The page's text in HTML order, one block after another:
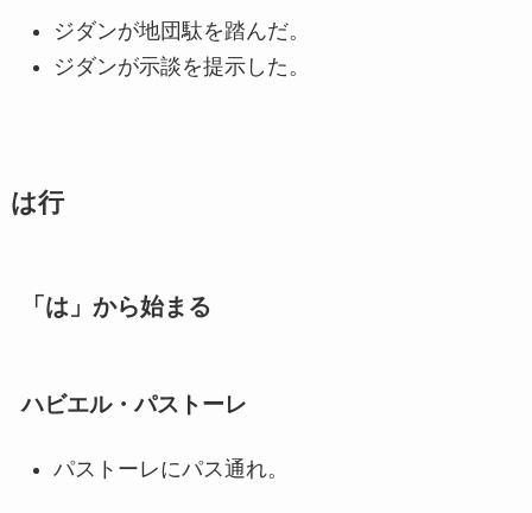
ジダンが地団駄を踏んだ。
ジダンが示談を提示した。
は行
「は」から始まる
ハビエル・パストーレ
パストーレにパス通れ。